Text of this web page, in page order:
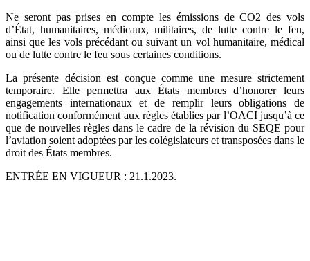
Ne seront pas prises en compte les émissions de CO2 des vols
d’État, humanitaires, médicaux, militaires, de lutte contre le feu,
ainsi que les vols précédant ou suivant un vol humanitaire, médical
ou de lutte contre le feu sous certaines conditions.
La présente décision est conçue comme une mesure strictement
temporaire. Elle permettra aux États membres d’honorer leurs
engagements internationaux et de remplir leurs obligations de
notification conformément aux règles établies par l’OACI jusqu’à ce
que de nouvelles règles dans le cadre de la révision du SEQE pour
l’aviation soient adoptées par les colégislateurs et transposées dans le
droit des États membres.
ENTRÉE EN VIGUEUR : 21.1.2023.